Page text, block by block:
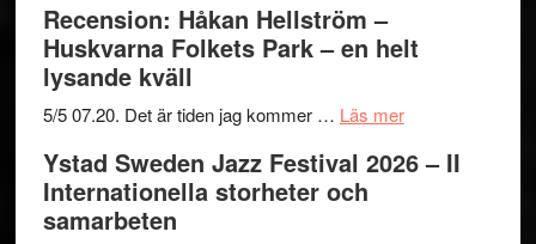
Recension: Håkan Hellström –
Huskvarna Folkets Park – en helt
lysande kväll
5/5 07.20. Det är tiden jag kommer … Läs merom
Håkan
Ystad Sweden Jazz Festival 2026 – II
Internationella storheter och
samarbeten